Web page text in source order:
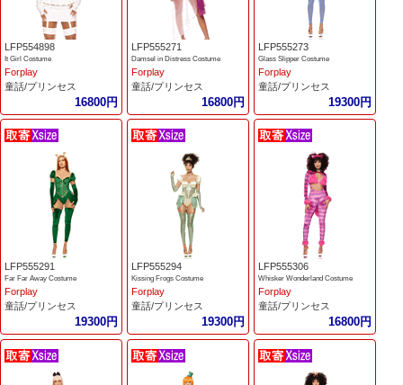
LFP554898
It Girl Costume
Forplay
童話/プリンセス
16800円
LFP555271
Damsel in Distress Costume
Forplay
童話/プリンセス
16800円
LFP555273
Glass Slipper Costume
Forplay
童話/プリンセス
19300円
LFP555291
Far Far Away Costume
Forplay
童話/プリンセス
19300円
LFP555294
Kissing Frogs Costume
Forplay
童話/プリンセス
19300円
LFP555306
Whisker Wonderland Costume
Forplay
童話/プリンセス
16800円